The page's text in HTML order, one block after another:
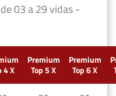
03 a 29 vidas -
4 X
Premium
Top 5 X
Premium
Top 6 X